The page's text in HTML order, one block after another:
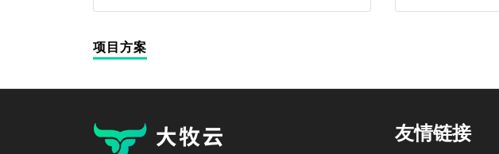
购协议，并于2020年11月27日
项目方案
友情链接